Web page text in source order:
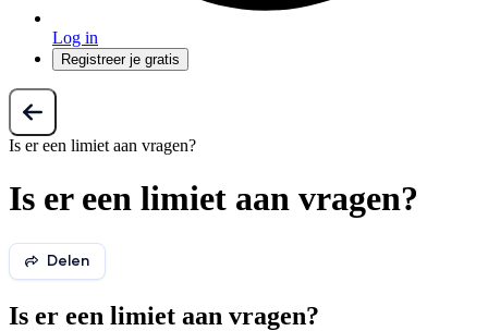
Log in
Registreer je gratis
Is er een limiet aan vragen?
Is er een limiet aan vragen?
Delen
Is er een limiet aan vragen?